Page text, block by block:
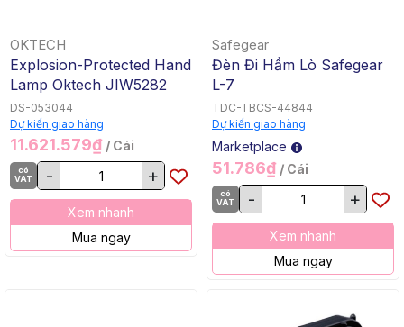
OKTECH
Explosion-Protected Hand
Lamp Oktech JIW5282
DS-053044
Dự kiến giao hàng
11.621.579₫ / Cái
có
VAT
- +
Xem nhanh
Mua ngay
Safegear
Đèn Đi Hầm Lò Safegear
L-7
TDC-TBCS-44844
Dự kiến giao hàng
Marketplace
51.786₫ / Cái
có
VAT
- +
Xem nhanh
Mua ngay